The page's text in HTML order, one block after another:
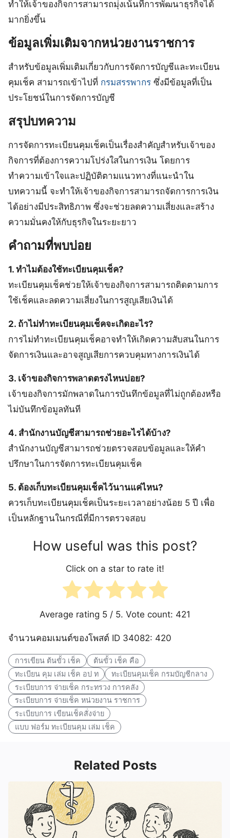
ทำให้เจ้าของกิจการสามารถมุ่งเน้นที่การพัฒนาธุรกิจได้
มากยิ่งขึ้น
ข้อมูลเพิ่มเติมจากหน่วยงานราชการ
สำหรับข้อมูลเพิ่มเติมเกี่ยวกับการจัดการบัญชีและทะเบียน
คุมเช็ค สามารถเข้าไปที่ กรมสรรพากร ซึ่งมีข้อมูลที่เป็น
ประโยชน์ในการจัดการบัญชี
สรุปบทความ
การจัดการทะเบียนคุมเช็คเป็นเรื่องสำคัญสำหรับเจ้าของ
กิจการที่ต้องการความโปร่งใสในการเงิน โดยการ
ทำความเข้าใจและปฏิบัติตามแนวทางที่แนะนำใน
บทความนี้ จะทำให้เจ้าของกิจการสามารถจัดการการเงิน
ได้อย่างมีประสิทธิภาพ ซึ่งจะช่วยลดความเสี่ยงและสร้าง
ความมั่นคงให้กับธุรกิจในระยะยาว
คำถามที่พบบ่อย
1. ทำไมต้องใช้ทะเบียนคุมเช็ค?
ทะเบียนคุมเช็คช่วยให้เจ้าของกิจการสามารถติดตามการ
ใช้เช็คและลดความเสี่ยงในการสูญเสียเงินได้
2. ถ้าไม่ทำทะเบียนคุมเช็คจะเกิดอะไร?
การไม่ทำทะเบียนคุมเช็คอาจทำให้เกิดความสับสนในการ
จัดการเงินและอาจสูญเสียการควบคุมทางการเงินได้
3. เจ้าของกิจการพลาดตรงไหนบ่อย?
เจ้าของกิจการมักพลาดในการบันทึกข้อมูลที่ไม่ถูกต้องหรือ
ไม่บันทึกข้อมูลทันที
4. สำนักงานบัญชีสามารถช่วยอะไรได้บ้าง?
สำนักงานบัญชีสามารถช่วยตรวจสอบข้อมูลและให้คำ
ปรึกษาในการจัดการทะเบียนคุมเช็ค
5. ต้องเก็บทะเบียนคุมเช็คไว้นานแค่ไหน?
ควรเก็บทะเบียนคุมเช็คเป็นระยะเวลาอย่างน้อย 5 ปี เพื่อ
เป็นหลักฐานในกรณีที่มีการตรวจสอบ
How useful was this post?
Click on a star to rate it!
Average rating 5 / 5. Vote count: 421
จำนวนคอมเมนต์ของโพสต์ ID 34082: 420
การเขียน ต้นขั้ว เช็ค
ต้นขั้ว เช็ค คือ
ทะเบียน คุม เล่ม เช็ค อป ท
ทะเบียนคุมเช็ค กรมบัญชีกลาง
ระเบียบการ จ่ายเช็ค กระทรวง การคลัง
ระเบียบการ จ่ายเช็ค หน่วยงาน ราชการ
ระเบียบการ เขียนเช็คสั่งจ่าย
แบบ ฟอร์ม ทะเบียนคุม เล่ม เช็ค
Related Posts